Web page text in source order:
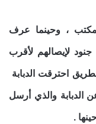
، وحينما عرف
لإيصالهم لأقرب
احترقت الدبابة
الدبابة والذي أرسل
.